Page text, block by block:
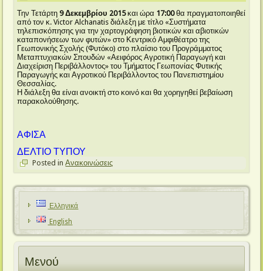
Την Τετάρτη9 Δεκεμβρίου 2015και ώρα 17:00θα πραγματοποιηθεί
από τον κ. Victor Alchanatis διάλεξη με τίτλο «Συστήματα
τηλεπισκόπησης για την χαρτογράφηση βιοτικών και αβιοτικών
καταπονήσεων των φυτών» στο Κεντρικό Αμφιθέατρο της
Γεωπονικής Σχολής (Φυτόκο) στο πλαίσιο του Προγράμματος
Μεταπτυχιακών Σπουδών «Αειφόρος Αγροτική Παραγωγή και
Διαχείριση Περιβάλλοντος» του Τμήματος Γεωπονίας Φυτικής
Παραγωγής και Αγροτικού Περιβάλλοντος του Πανεπιστημίου
Θεσσαλίας.
Η διάλεξη θα είναι ανοικτή στο κοινό και θα χορηγηθεί βεβαίωση
παρακολούθησης.
ΑΦΙΣΑ
ΔΕΛΤΙΟ ΤΥΠΟΥ
Posted in Ανακοινώσεις
Ελληνικά
English
Μενού